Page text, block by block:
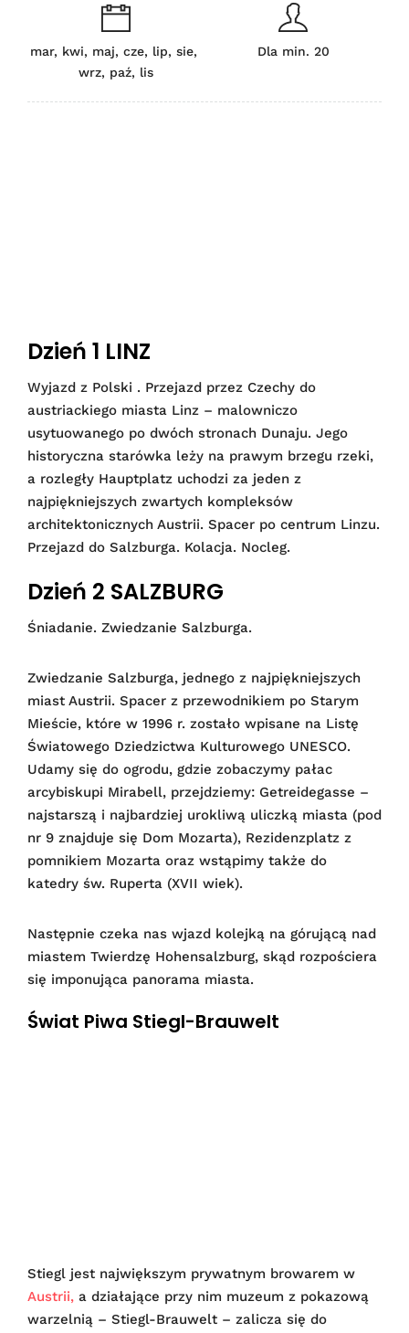
mar, kwi, maj, cze, lip, sie,
wrz, paź, lis
Dla min. 20
Dzień 1 LINZ
Wyjazd z Polski . Przejazd przez Czechy do
austriackiego miasta Linz – malowniczo
usytuowanego po dwóch stronach Dunaju. Jego
historyczna starówka leży na prawym brzegu rzeki,
a rozległy Hauptplatz uchodzi za jeden z
najpiękniejszych zwartych kompleksów
architektonicznych Austrii. Spacer po centrum Linzu.
Przejazd do Salzburga. Kolacja. Nocleg.
Dzień 2 SALZBURG
Śniadanie. Zwiedzanie Salzburga.
Zwiedzanie Salzburga, jednego z najpiękniejszych
miast Austrii. Spacer z przewodnikiem po Starym
Mieście, które w 1996 r. zostało wpisane na Listę
Światowego Dziedzictwa Kulturowego UNESCO.
Udamy się do ogrodu, gdzie zobaczymy pałac
arcybiskupi Mirabell, przejdziemy: Getreidegasse –
najstarszą i najbardziej urokliwą uliczką miasta (pod
nr 9 znajduje się Dom Mozarta), Rezidenzplatz z
pomnikiem Mozarta oraz wstąpimy także do
katedry św. Ruperta (XVII wiek).
Następnie czeka nas wjazd kolejką na górującą nad
miastem Twierdzę Hohensalzburg, skąd rozpościera
się imponująca panorama miasta.
Świat Piwa Stiegl-Brauwelt
Stiegl jest największym prywatnym browarem w
Austrii, a działające przy nim muzeum z pokazową
warzelnią – Stiegl-Brauwelt – zalicza się do